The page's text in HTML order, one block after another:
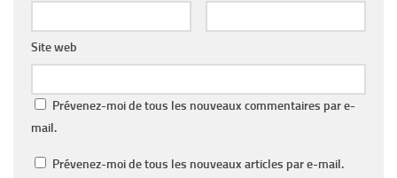
Site web
Prévenez-moi de tous les nouveaux commentaires par e-
mail.
Prévenez-moi de tous les nouveaux articles par e-mail.